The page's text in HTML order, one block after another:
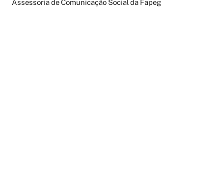
Assessoria de Comunicação Social da Fapeg